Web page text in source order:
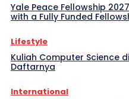
Yale Peace Fellowship
with a Fully Funded
Lifestyle
Kuliah Computer Science
Daftarnya
International